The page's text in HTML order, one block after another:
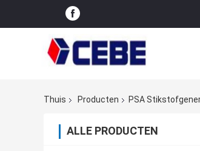
Thuis Producten PSA
ALLE PRODUCTEN